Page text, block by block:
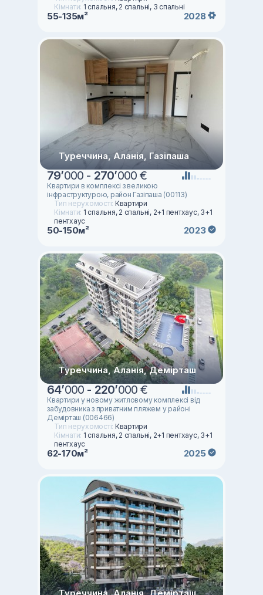
Кімнати: 1 спальня, 2 спальні, 3 спальні
55-135м² 2028
Туреччина, Аланія, Газіпаша
79’000 - 270’000 €
Квартири в комплексі з великою
інфраструктурою, район Газіпаша (00113)
Тип нерухомості: Квартири
Кімнати: 1 спальня, 2 спальні, 2+1 пентхаус, 3+1
пентхаус
50-150м² 2023
Туреччина, Аланія, Демірташ
64’000 - 220’000 €
Квартири у новому житловому комплексі від
забудовника з приватним пляжем у районі
Демірташ (006466)
Тип нерухомості: Квартири
Кімнати: 1 спальня, 2 спальні, 2+1 пентхаус, 3+1
пентхаус
62-170м² 2025
Туреччина, Аланія, Демірташ